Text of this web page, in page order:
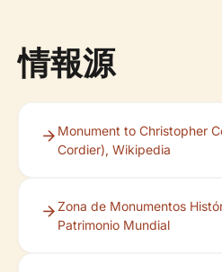
情報源
Monument to Christopher
Cordier), Wikipedia
Zona de Monumentos
Patrimonio Mundial